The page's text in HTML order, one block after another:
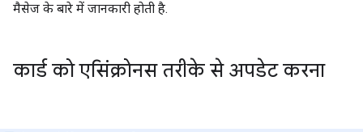
मैसेज के बारे में जानकारी होती है.
कार्ड को एसिंक्रोनस तरीके से अपडेट करना